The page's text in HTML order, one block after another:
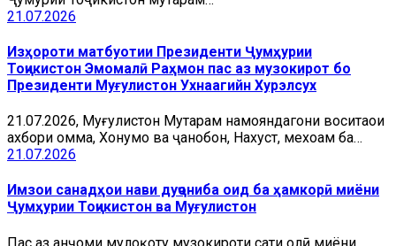
21.07.2026
Изҳороти матбуотии Президенти Ҷумҳурии
Тоҷикистон Эмомалӣ Раҳмон пас аз музокирот бо
Президенти Муғулистон Ухнаагийн Хурэлсух
21.07.2026, Муғулистон Муҳтарам намояндагони воситаҳои
ахбори омма, Хонумҳо ва ҷанобон, Нахуст, мехоҳам ба…
21.07.2026
Имзои санадҳои нави дуҷониба оид ба ҳамкорӣ миёни
Ҷумҳурии Тоҷикистон ва Муғулистон